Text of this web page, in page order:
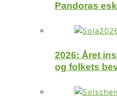
Pandoras
2026: Året
og folkets